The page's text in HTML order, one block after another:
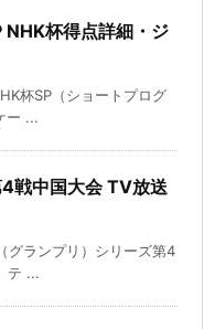
杯得点詳細・ジ
杯SP（ショートプログ
ー ...
戦中国大会 TV放送
グランプリ）シリーズ第4
テ ...